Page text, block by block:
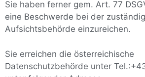
Sie haben ferner gem. Art. 77
eine Beschwerde bei der
Aufsichtsbehörde einzureichen.
Sie erreichen die österreichische
Datenschutzbehörde unter